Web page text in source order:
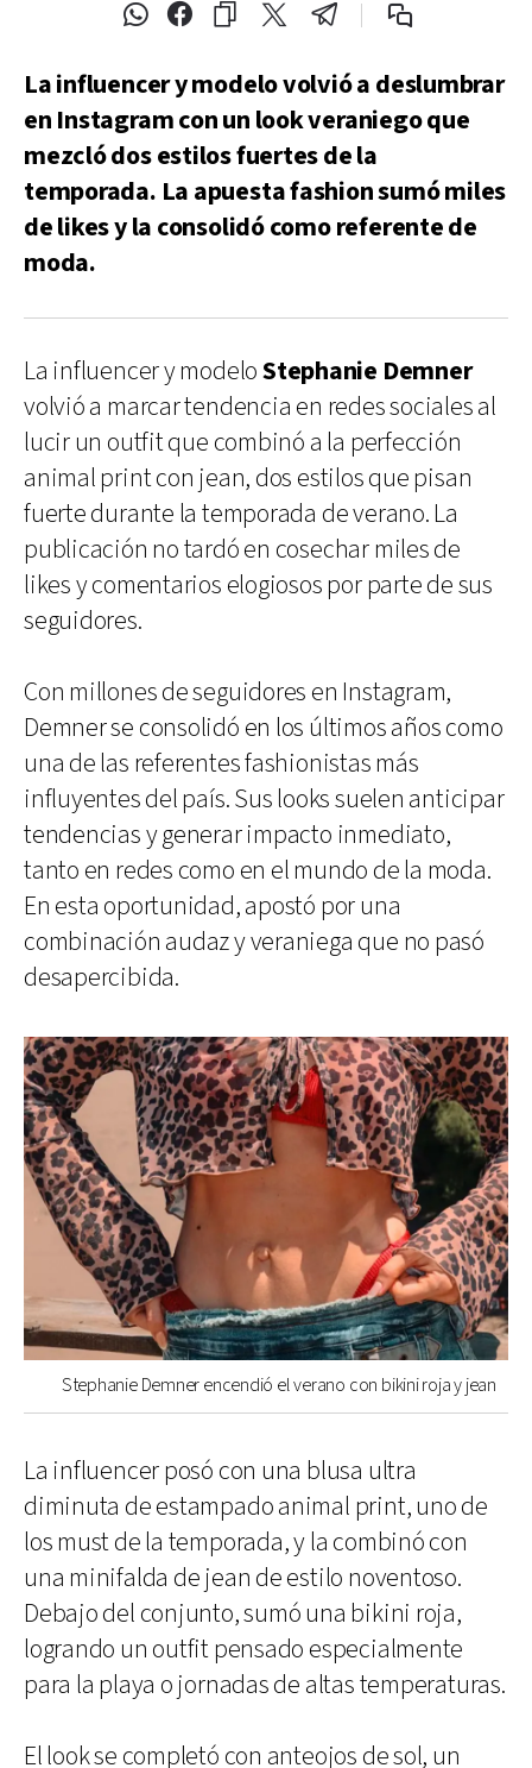
La influencer y modelo volvió a deslumbrar
en Instagram con un look veraniego que
mezcló dos estilos fuertes de la
temporada. La apuesta fashion sumó miles
de likes y la consolidó como referente de
moda.
La influencer y modeloStephanie Demner
volvió a marcar tendencia en redes sociales al
lucir un outfit que combinó a la perfección
animal print con jean, dos estilos que pisan
fuerte durante la temporada de verano. La
publicación no tardó en cosechar miles de
likes y comentarios elogiosos por parte de sus
seguidores.
Con millones de seguidores en Instagram,
Demner se consolidó en los últimos años como
una de las referentes fashionistas más
influyentes del país. Sus looks suelen anticipar
tendencias y generar impacto inmediato,
tanto en redes como en el mundo de la moda.
En esta oportunidad, apostó por una
combinación audaz y veraniega que no pasó
desapercibida.
Stephanie Demner encendió el verano con bikini roja y jean
La influencer posó con una blusa ultra
diminuta de estampado animal print, uno de
los must de la temporada, y la combinó con
una minifalda de jean de estilo noventoso.
Debajo del conjunto, sumó una bikini roja,
logrando un outfit pensado especialmente
para la playa o jornadas de altas temperaturas.
El look se completó con anteojos de sol, un